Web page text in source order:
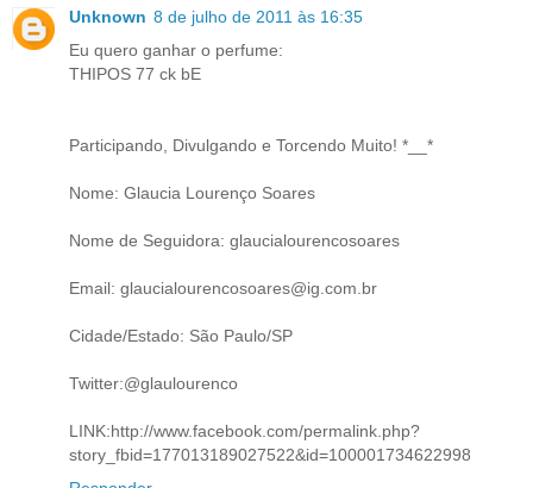
Unknown 8 de julho de 2011 às 16:35
Eu quero ganhar o perfume:
THIPOS 77 ck bE
Participando, Divulgando e Torcendo Muito! *__*
Nome: Glaucia Lourenço Soares
Nome de Seguidora: glaucialourencosoares
Email: glaucialourencosoares@ig.com.br
Cidade/Estado: São Paulo/SP
Twitter:@glaulourenco
LINK:http://www.facebook.com/permalink.php?
story_fbid=177013189027522&id=100001734622998